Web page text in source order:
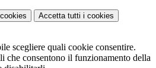
Accetta tutti i cookies
scegliere quali cookie consentire.
che consentono il funzionamento della